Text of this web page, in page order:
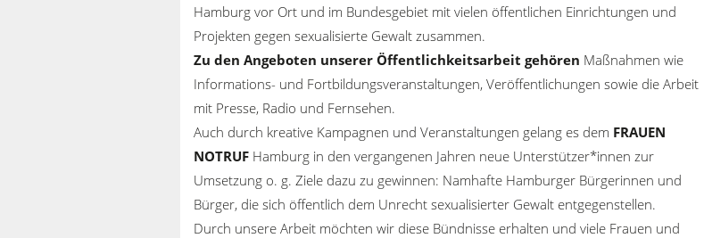
Hamburg vor Ort und im Bundesgebiet mit vielen öffentlichen Einrichtungen und
Projekten gegen sexualisierte Gewalt zusammen.
Zu den Angeboten unserer Öffentlichkeitsarbeit gehören Maßnahmen wie
Informations- und Fortbildungsveranstaltungen, Veröffentlichungen sowie die Arbeit
mit Presse, Radio und Fernsehen.
Auch durch kreative Kampagnen und Veranstaltungen gelang es dem FRAUEN
NOTRUF Hamburg in den vergangenen Jahren neue Unterstützer*innen zur
Umsetzung o. g. Ziele dazu zu gewinnen: Namhafte Hamburger Bürgerinnen und
Bürger, die sich öffentlich dem Unrecht sexualisierter Gewalt entgegenstellen.
Durch unsere Arbeit möchten wir diese Bündnisse erhalten und viele Frauen und